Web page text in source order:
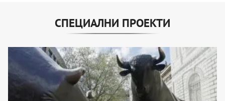
СПЕЦИАЛНИ ПРОЕКТИ